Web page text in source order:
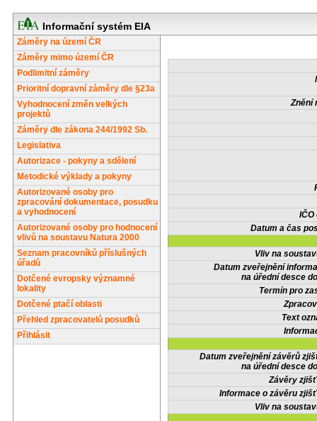
Informační systém EIA
Záměry na území ČR
Záměry mimo území ČR
Podlimitní záměry
Prioritní dopravní záměry dle §23a
Vyhodnocení změn velkých
projektů
Záměry dle zákona 244/1992 Sb.
Legislativa
Autorizace - pokyny a sdělení
Metodické výklady a pokyny
Autorizované osoby pro
zpracování dokumentace, posudku
a vyhodnocení
Autorizované osoby pro hodnocení
vlivů na soustavu Natura 2000
Seznam pracovníků příslušných
úřadů
Dotčené evropsky významné
lokality
Dotčené ptačí oblasti
Přehled zpracovatelů posudků
Přihlásit
Znění
IČO
Datum a čas
Vliv na
Datum zveřejnění
na úřední desce
Termín pro
Text
Datum zveřejnění závěrů
na úřední desce
Závěry
Informace o závěru
Vliv na